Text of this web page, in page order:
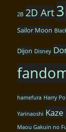
2B 2D Art
Sailor Moon
Dijon Disney
hamefura Harry
Yarinaoshi
Maou Gakuin no